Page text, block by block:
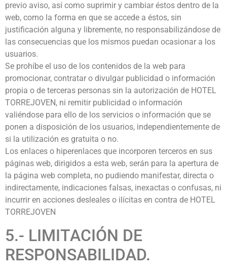
previo aviso, así como suprimir y cambiar éstos dentro de la
web, como la forma en que se accede a éstos, sin
justificación alguna y libremente, no responsabilizándose de
las consecuencias que los mismos puedan ocasionar a los
usuarios.
Se prohíbe el uso de los contenidos de la web para
promocionar, contratar o divulgar publicidad o información
propia o de terceras personas sin la autorización de HOTEL
TORREJOVEN, ni remitir publicidad o información
valiéndose para ello de los servicios o información que se
ponen a disposición de los usuarios, independientemente de
si la utilización es gratuita o no.
Los enlaces o hiperenlaces que incorporen terceros en sus
páginas web, dirigidos a esta web, serán para la apertura de
la página web completa, no pudiendo manifestar, directa o
indirectamente, indicaciones falsas, inexactas o confusas, ni
incurrir en acciones desleales o ilícitas en contra de HOTEL
TORREJOVEN
5.- LIMITACIÓN DE
RESPONSABILIDAD.